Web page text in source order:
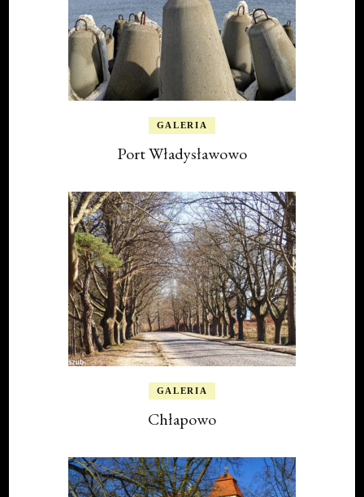
GALERIA
Port Władysławowo
GALERIA
Chłapowo